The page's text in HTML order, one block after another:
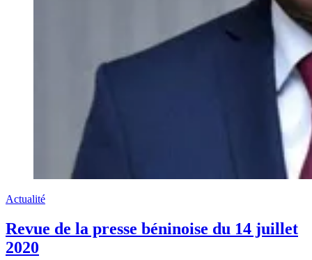
Actualité
Revue de la presse béninoise du 14 juillet
2020